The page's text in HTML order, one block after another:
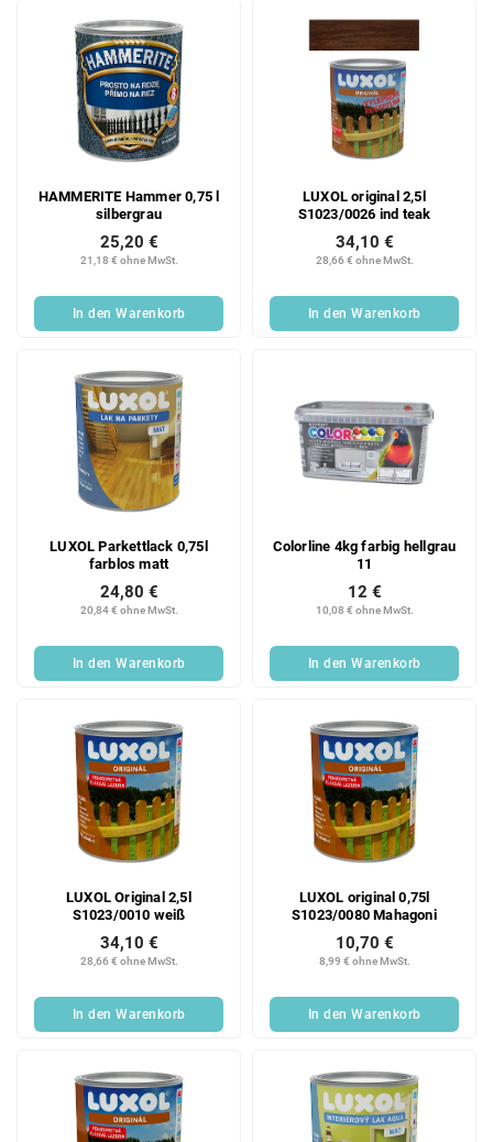
HAMMERITE Hammer 0,75 l
silbergrau
21,18 € ohne MwSt.
25,20 €
In den Warenkorb
LUXOL original 2,5l
S1023/0026 ind teak
28,66 € ohne MwSt.
34,10 €
In den Warenkorb
LUXOL Parkettlack 0,75l
farblos matt
20,84 € ohne MwSt.
24,80 €
In den Warenkorb
Colorline 4kg farbig hellgrau
11
10,08 € ohne MwSt.
12 €
In den Warenkorb
LUXOL Original 2,5l
S1023/0010 weiß
28,66 € ohne MwSt.
34,10 €
In den Warenkorb
LUXOL original 0,75l
S1023/0080 Mahagoni
8,99 € ohne MwSt.
10,70 €
In den Warenkorb